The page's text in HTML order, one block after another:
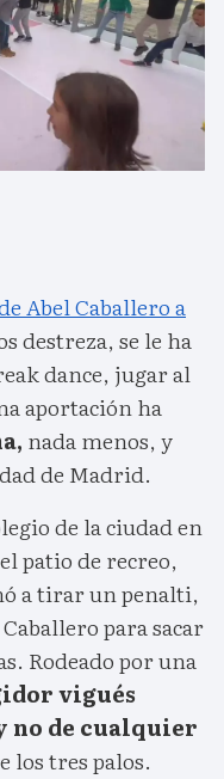
Abel Caballero a
destreza, se le ha
dance, jugar al
aportación ha
nada menos, y
de Madrid.
de la ciudad en
patio de recreo,
a tirar un penalti,
para sacar
Rodeado por una
vigués
no de cualquier
los tres palos.